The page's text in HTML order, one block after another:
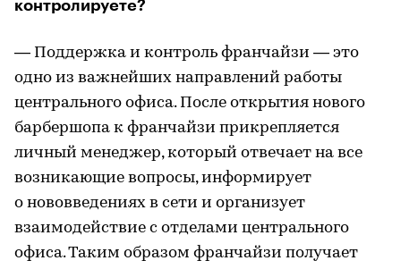
контролируете?
— Поддержка и контроль франчайзи — это
одно из важнейших направлений работы
центрального офиса. После открытия нового
барбершопа к франчайзи прикрепляется
личный менеджер, который отвечает на все
возникающие вопросы, информирует
о нововведениях в сети и организует
взаимодействие с отделами центрального
офиса. Таким образом франчайзи получает